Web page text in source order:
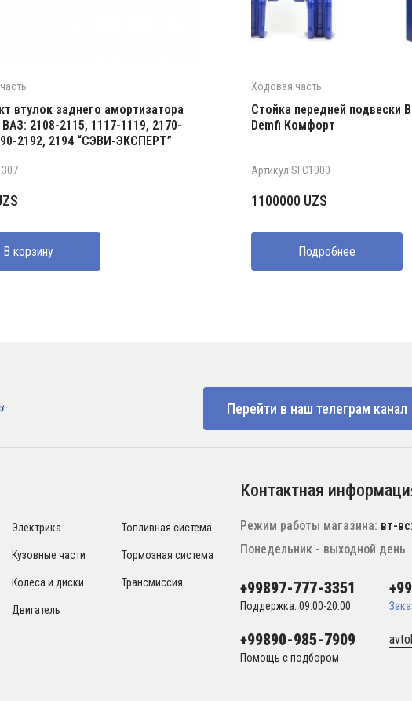
втулок заднего амортизатора
2108-2115, 1117-1119, 2170-
2192, 2194 “СЭВИ-ЭКСПЕРТ”
В корзину
Ходовая часть
Стойка передней подвески
Demfi Комфорт
Артикул:SFC1000
1100000 UZS
Подробнее
Перейти в наш телеграм канал
Электрика
Кузовные части
Колеса и диски
Двигатель
Топливная система
Тормозная система
Трансмиссия
Контактная
Режим работы магазина: вт-
Понедельник - выходной день
+99897-777-3351
Поддержка: 09:00-20:00
+99890-985-7909
Помощь с подбором